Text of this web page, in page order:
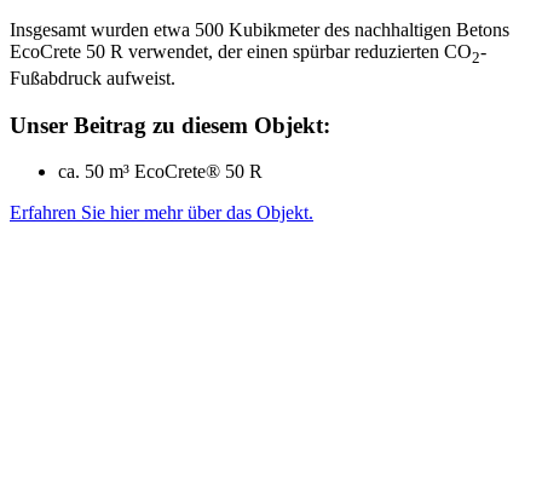
Insgesamt wurden etwa 500 Kubikmeter des nachhaltigen Betons
EcoCrete 50 R verwendet, der einen spürbar reduzierten CO2-
Fußabdruck aufweist.
Unser Beitrag zu diesem Objekt:
ca. 50 m³ EcoCrete® 50 R
Erfahren Sie hier mehr über das Objekt.